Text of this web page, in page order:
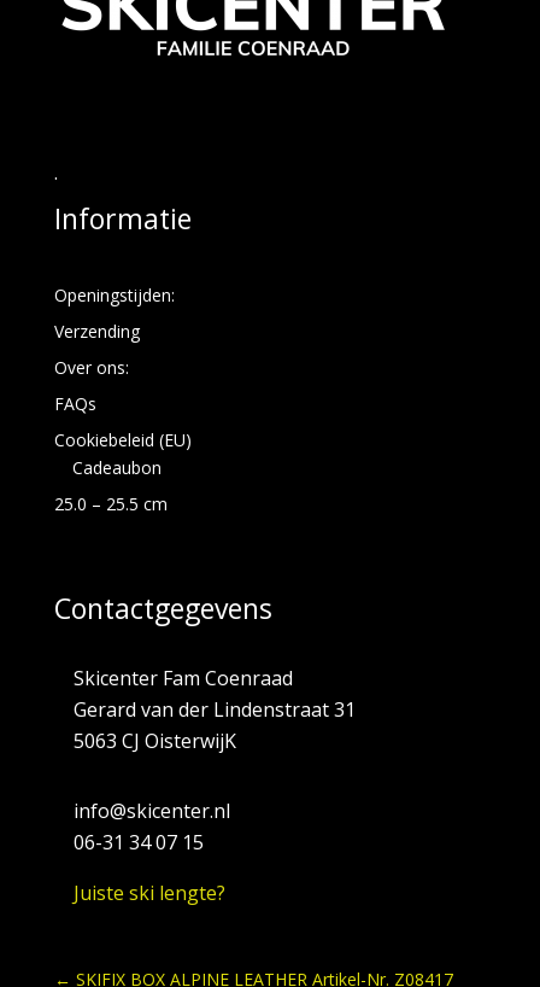
.
Informatie
Openingstijden:
Verzending
Over ons:
FAQs
Cookiebeleid (EU)
Cadeaubon
25.0 – 25.5 cm
Contactgegevens
Skicenter Fam Coenraad
Gerard van der Lindenstraat 31
5063 CJ OisterwijK
info@skicenter.nl
06-31 34 07 15
Juiste ski lengte?
← SKIFIX BOX ALPINE LEATHER Artikel-Nr. Z08417